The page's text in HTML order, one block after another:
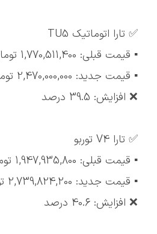
✅ تارا اتوماتیک TU5
▪️ قیمت قبلی: 1,770,511,400 تومان
▪️ قیمت جدید: 2,470,000,000 تومان
❌ افزایش: 39.5 درصد
✅ تارا V4 توربو
▪️ قیمت قبلی: 1,947,935,800 تومان
▪️ قیمت جدید: 2,739,824,200 تومان
❌ افزایش: 40.6 درصد